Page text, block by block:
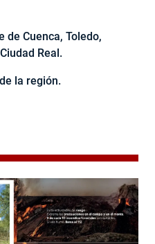
de Cuenca, Toledo,
Real.
la región.